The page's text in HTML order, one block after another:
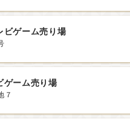
ゲーム売り場
ーム売り場
７